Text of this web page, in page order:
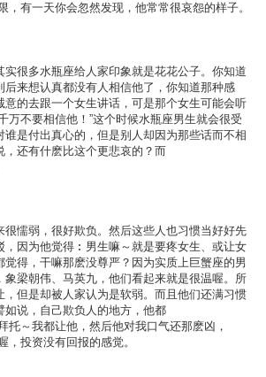
，有一天你会忽然发现，他常常很哀怨的样子。
实很多水瓶座给人家印象就是花花公子。你知道
后来想认真都没有人相信他了，你知道那种感
意的去跟一个女生讲话，可是那个女生可能会听
万不要相信他！”这个时候水瓶座男生就会很受
谁是付出真心的，但是别人却因为那些话而不相
，还有什麽比这个更悲哀的？而
很懦弱，很好欺负。然后这些人也习惯当好好先
，因为他觉得︰男生嘛～就是要疼女生、或让女
得，干嘛那麽没尊严？因为实质上巨蟹座的男
象梁朝伟、马英九，他们看起来就是很温喔。所
，但是却被人家认为是软弱。而且他们还满习惯
如说，自己欺负人的地方，他都
托～我都让他，然后他对我口气还那麽凶，
投资没有回报的感觉。